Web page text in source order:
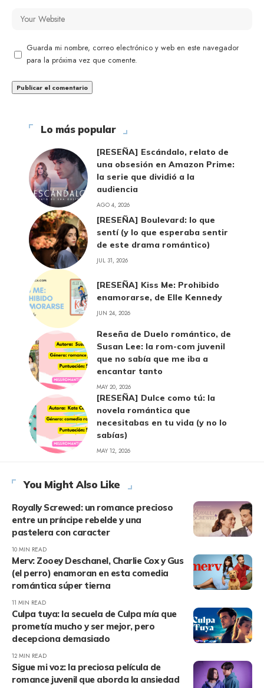
Guarda mi nombre, correo electrónico y web en este navegador
para la próxima vez que comente.
Lo más popular
[RESEÑA] Escándalo, relato de
una obsesión en Amazon Prime:
la serie que dividió a la
audiencia
AGO 4, 2026
[RESEÑA] Boulevard: lo que
sentí (y lo que esperaba sentir
de este drama romántico)
JUL 31, 2026
[RESEÑA] Kiss Me: Prohibido
enamorarse, de Elle Kennedy
JUN 24, 2026
Reseña de Duelo romántico, de
Susan Lee: la rom-com juvenil
que no sabía que me iba a
encantar tanto
MAY 20, 2026
[RESEÑA] Dulce como tú: la
novela romántica que
necesitabas en tu vida (y no lo
sabías)
MAY 12, 2026
You Might Also Like
Royally Screwed: un romance precioso
entre un príncipe rebelde y una
pastelera con caracter
10 MIN READ
Merv: Zooey Deschanel, Charlie Cox y Gus
(el perro) enamoran en esta comedia
romántica súper tierna
11 MIN READ
Culpa tuya: la secuela de Culpa mía que
prometía mucho y ser mejor, pero
decepciona demasiado
12 MIN READ
Sigue mi voz: la preciosa película de
romance juvenil que aborda la ansiedad